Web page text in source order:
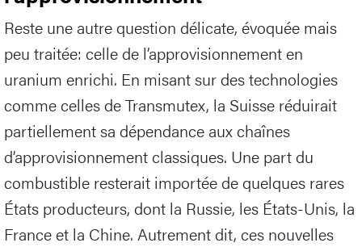
Reste une autre question délicate, évoquée mais
peu traitée: celle de l’approvisionnement en
uranium enrichi. En misant sur des technologies
comme celles de Transmutex, la Suisse réduirait
partiellement sa dépendance aux chaînes
d’approvisionnement classiques. Une part du
combustible resterait importée de quelques rares
États producteurs, dont la Russie, les États-Unis, la
France et la Chine. Autrement dit, ces nouvelles